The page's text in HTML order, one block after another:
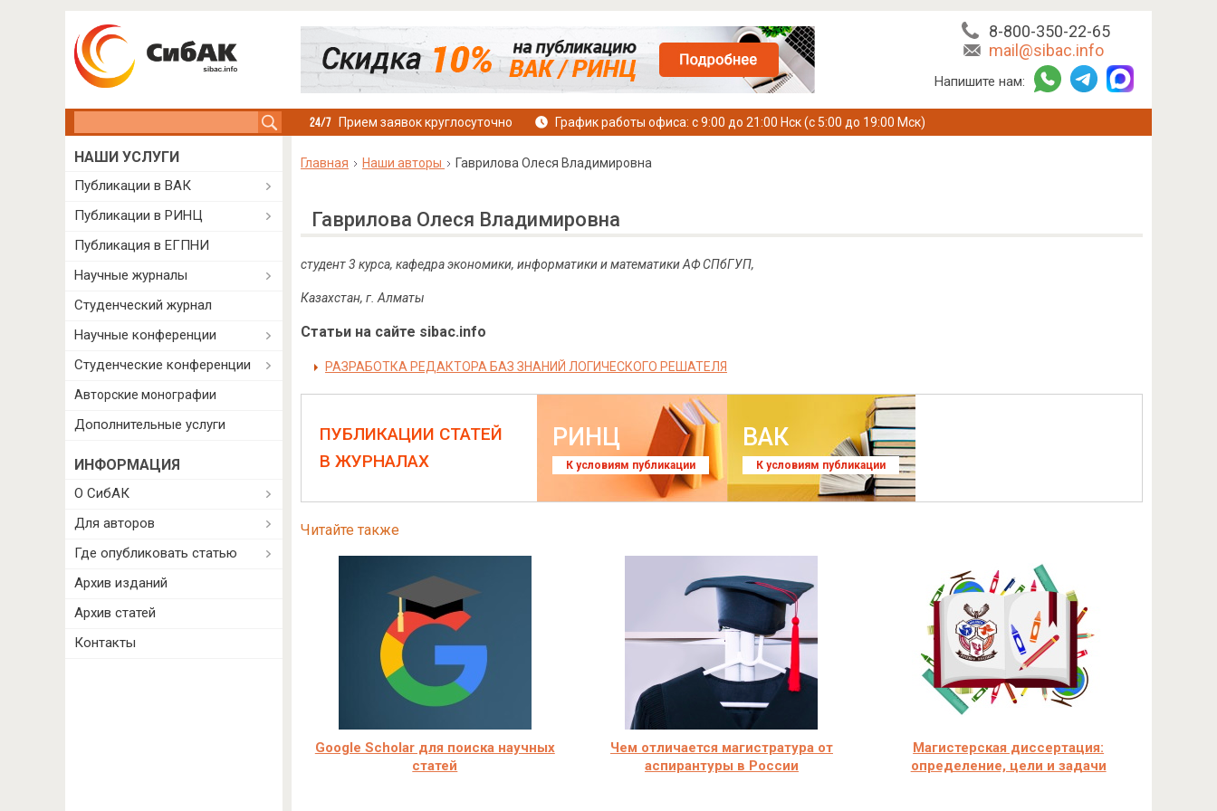
8-800-350-22-65
mail@sibac.info
Напишите нам:
Прием заявок круглосуточно График работы офиса: с 9:00 до 21:00 Нск (с 5:00 до 19:00 Мск)
Главная Наши авторы Гаврилова Олеся Владимировна
Гаврилова Олеся Владимировна
студент 3 курса, кафедра экономики, информатики и математики АФ СПбГУП,
Казахстан, г. Алматы
Статьи на сайте sibac.info
РАЗРАБОТКА РЕДАКТОРА БАЗ ЗНАНИЙ ЛОГИЧЕСКОГО РЕШАТЕЛЯ
ПУБЛИКАЦИИ СТАТЕЙ
В ЖУРНАЛАХ
РИНЦ
К условиям публикации
ВАК
К условиям публикации
Читайте также
Google Scholar для поиска научных
статей
Чем отличается магистратура от
аспирантуры в России
Магистерская диссертация:
определение, цели и задачи
НАШИ УСЛУГИ
Публикации в ВАК
Публикации в РИНЦ
Публикация в ЕГПНИ
Научные журналы
Студенческий журнал
Научные конференции
Студенческие конференции
Авторские монографии
Дополнительные услуги
ИНФОРМАЦИЯ
О СибАК
Для авторов
Где опубликовать статью
Архив изданий
Архив статей
Контакты